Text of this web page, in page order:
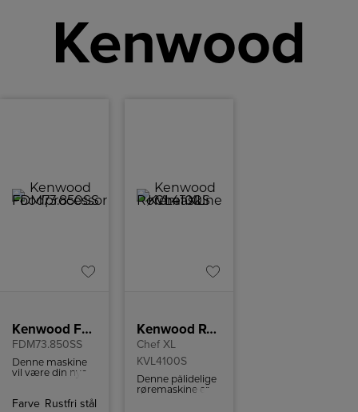
Kenwood
Kenwood Foodprocessor
FDM73.850SS
Denne maskine
vil være din nye
typer
Farve Rustfri stål
Kenwood Røremaskine
Chef XL
KVL4100S
Denne pålidelige
røremaskine er